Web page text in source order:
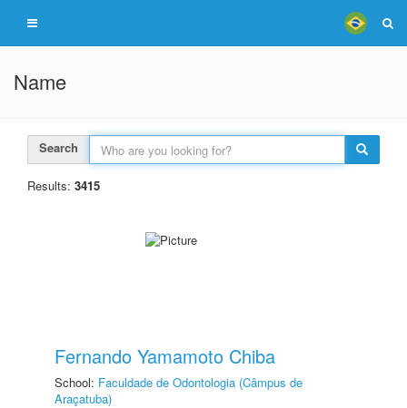
Name
Search
Results: 3415
Fernando Yamamoto Chiba
School: Faculdade de Odontologia (Câmpus de
Araçatuba)